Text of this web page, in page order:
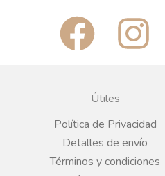
F
a
c
e
b
I
n
t
a
Útiles
Política de Privacidad
Detalles de envío
Términos y condiciones